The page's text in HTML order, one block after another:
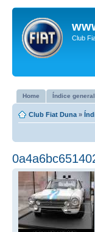
Club
Home Índice general
Club Fiat Duna »